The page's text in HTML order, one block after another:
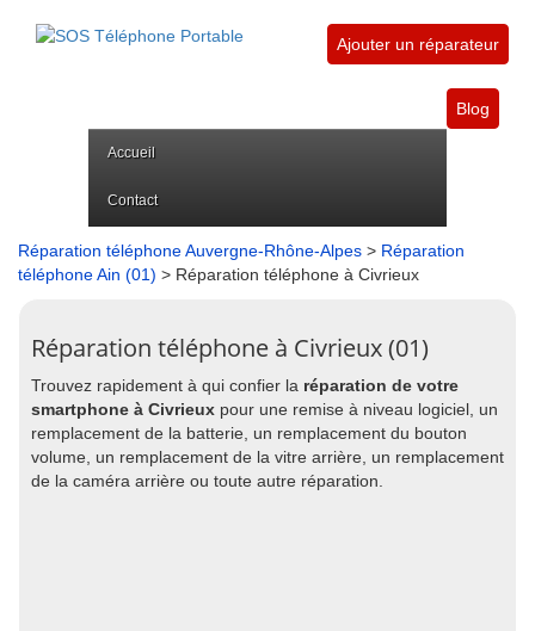
Ajouter un réparateur
Blog
Accueil
Contact
Réparation téléphone Auvergne-Rhône-Alpes > Réparation
téléphone Ain (01) > Réparation téléphone à Civrieux
Réparation téléphone à Civrieux (01)
Trouvez rapidement à qui confier la réparation de votre
smartphone à Civrieux pour une remise à niveau logiciel, un
remplacement de la batterie, un remplacement du bouton
volume, un remplacement de la vitre arrière, un remplacement
de la caméra arrière ou toute autre réparation.